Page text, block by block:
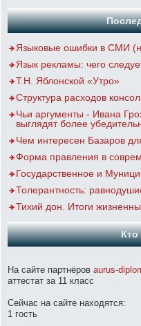
Языковые ошибки в СМИ
Язык рекламы: чего
Т.Н. Яблонской «Утро»
Структура расходов
Чьи аргументы - Ивана
выглядят более
Чем интересен Базаров
Форма правления в
Государственное и
Толерантность:
Тихий дон. Итоги
Кто
На сайте партнёров aurus-
аттестат за 11 класс
Сейчас на сайте находятся:
1 гость